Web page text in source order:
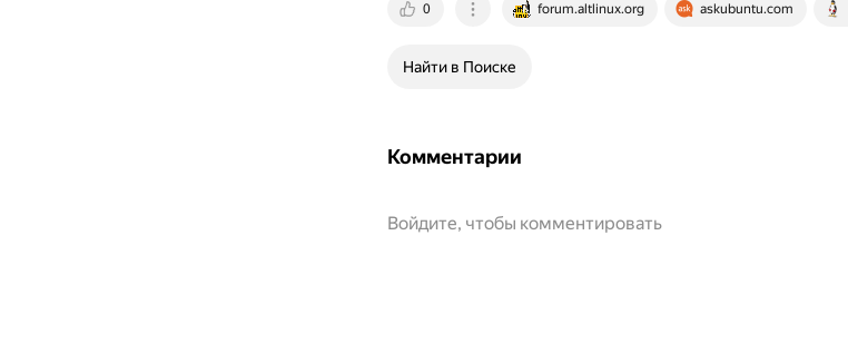
0 forum.altlinux.org askubuntu.com
Найти в Поиске
Комментарии
Войдите, чтобы комментировать